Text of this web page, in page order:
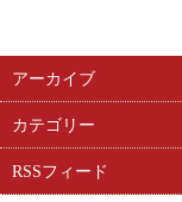
アーカイブ
カテゴリー
RSSフィード